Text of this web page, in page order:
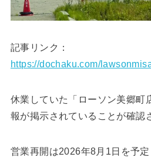
記事リンク：
https://dochaku.com/
休業していた「ローソン美郷町
報が掲示されていることが確認
営業再開は2026年8月1日を予